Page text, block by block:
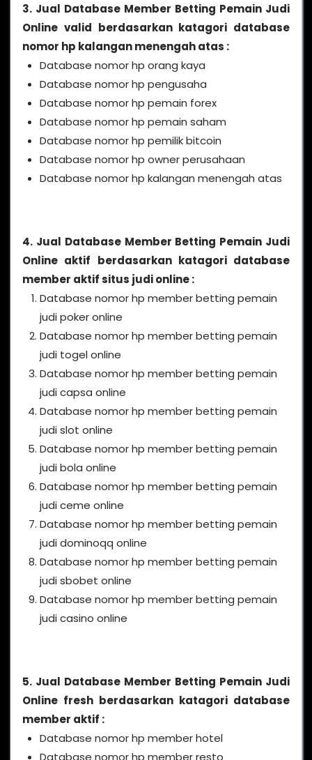
3. Jual Database Member Betting Pemain Judi
Online valid berdasarkan katagori database
nomor hp kalangan menengah atas :
Database nomor hp orang kaya
Database nomor hp pengusaha
Database nomor hp pemain forex
Database nomor hp pemain saham
Database nomor hp pemilik bitcoin
Database nomor hp owner perusahaan
Database nomor hp kalangan menengah atas
4. Jual Database Member Betting Pemain Judi
Online aktif berdasarkan katagori database
member aktif situs judi online :
Database nomor hp member betting pemain
judi poker online
Database nomor hp member betting pemain
judi togel online
Database nomor hp member betting pemain
judi capsa online
Database nomor hp member betting pemain
judi slot online
Database nomor hp member betting pemain
judi bola online
Database nomor hp member betting pemain
judi ceme online
Database nomor hp member betting pemain
judi dominoqq online
Database nomor hp member betting pemain
judi sbobet online
Database nomor hp member betting pemain
judi casino online
5. Jual Database Member Betting Pemain Judi
Online fresh berdasarkan katagori database
member aktif :
Database nomor hp member hotel
Database nomor hp member resto